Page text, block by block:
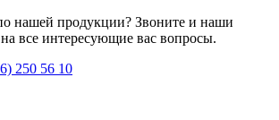
нашей продукции? Звоните и наши
все интересующие вас вопросы.
250 56 10